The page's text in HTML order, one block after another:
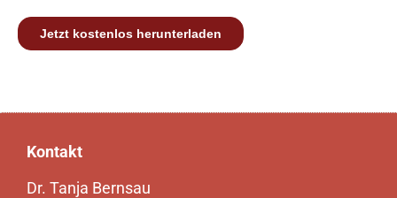
Kontakt
Dr. Tanja Bernsau